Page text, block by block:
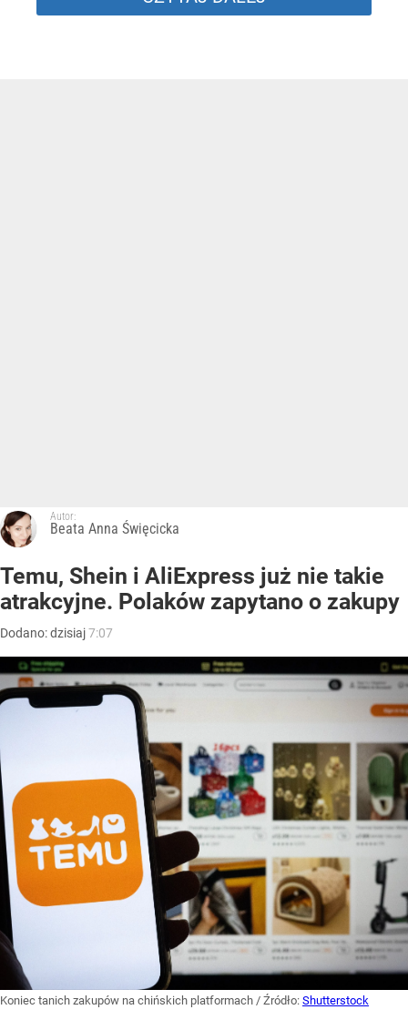
Autor:
Beata Anna Święcicka
Temu, Shein i AliExpress już nie takie
atrakcyjne. Polaków zapytano o zakupy
Dodano:dzisiaj7:07
Koniec tanich zakupów na chińskich platformach / Źródło: Shutterstock